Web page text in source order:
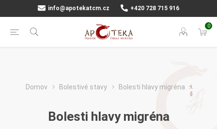
info@apotekatcm.cz +420 728 715 916
0
Domov Bolestivé stavy Bolesti hlavy migréna
Bolesti hlavy migréna